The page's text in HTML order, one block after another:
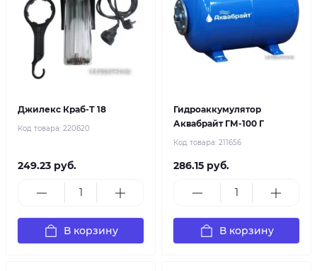
Джилекс Краб-Т 18
Код товара: 220620
249.23 руб.
В корзину
Гидроаккумулятор
Аквабрайт ГМ-100 Г
Код товара: 211656
286.15 руб.
В корзину